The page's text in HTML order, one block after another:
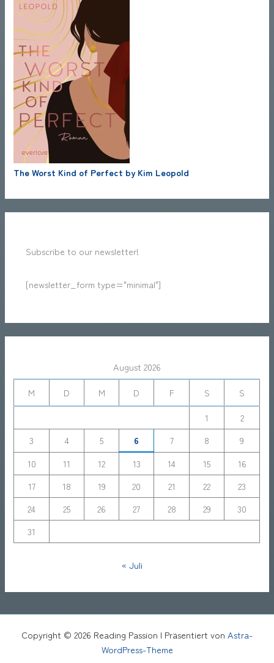
The Worst Kind of Perfect by Kim Leopold
Subscribe to our newsletter!
[newsletter_form type="minimal"]
August 2026
M
D M D F S
S
1
2
3
4 5 6 7 8
9
10
11 12 13 14 15
16
17
18 19 20 21 22
23
24
25 26 27 28 29
30
31
« Juli
Copyright © 2026 Reading Passion | Präsentiert von Astra-
WordPress-Theme